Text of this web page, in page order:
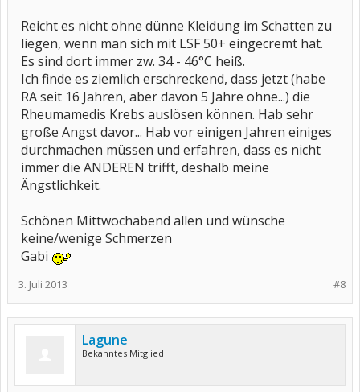
Reicht es nicht ohne dünne Kleidung im Schatten zu
liegen, wenn man sich mit LSF 50+ eingecremt hat.
Es sind dort immer zw. 34 - 46°C heiß.
Ich finde es ziemlich erschreckend, dass jetzt (habe
RA seit 16 Jahren, aber davon 5 Jahre ohne...) die
Rheumamedis Krebs auslösen können. Hab sehr
große Angst davor... Hab vor einigen Jahren einiges
durchmachen müssen und erfahren, dass es nicht
immer die ANDEREN trifft, deshalb meine
Ängstlichkeit.
Schönen Mittwochabend allen und wünsche
keine/wenige Schmerzen
Gabi
#8
3. Juli 2013
Lagune
Bekanntes Mitglied